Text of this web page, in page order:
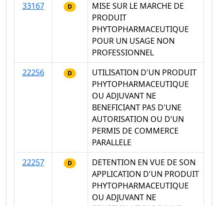
33167
D
MISE SUR LE MARCHE DE
PRODUIT
PHYTOPHARMACEUTIQUE
POUR UN USAGE NON
PROFESSIONNEL
22256
D
UTILISATION D'UN PRODUIT
PHYTOPHARMACEUTIQUE
OU ADJUVANT NE
BENEFICIANT PAS D'UNE
AUTORISATION OU D'UN
PERMIS DE COMMERCE
PARALLELE
22257
D
DETENTION EN VUE DE SON
APPLICATION D'UN PRODUIT
PHYTOPHARMACEUTIQUE
OU ADJUVANT NE